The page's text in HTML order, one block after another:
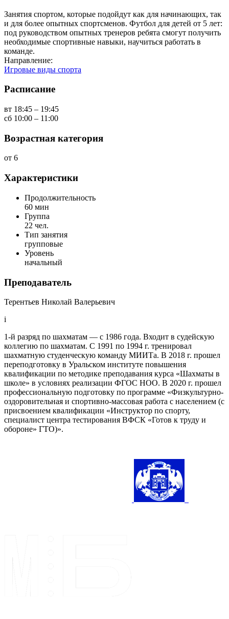
Занятия спортом, которые подойдут как для начинающих, так
и для более опытных спортсменов. Футбол для детей от 5 лет:
под руководством опытных тренеров ребята смогут получить
необходимые спортивные навыки, научиться работать в
команде.
Направление:
Игровые виды спорта
Расписание
вт 18:45 – 19:45
сб 10:00 – 11:00
Возрастная категория
от 6
Характеристики
Продолжительность
60 мин
Группа
22 чел.
Тип занятия
групповые
Уровень
начальный
Преподаватель
Терентьев Николай Валерьевич
i
1-й разряд по шахматам — с 1986 года. Входит в судейскую
коллегию по шахматам. С 1991 по 1994 г. тренировал
шахматную студенческую команду МИИТа. В 2018 г. прошел
переподготовку в Уральском институте повышения
квалификации по методике преподавания курса «Шахматы в
школе» в условиях реализации ФГОС НОО. В 2020 г. прошел
профессиональную подготовку по программе «Физкультурно-
оздоровительная и спортивно-массовая работа с населением (с
присвоением квалификации «Инструктор по спорту,
специалист центра тестирования ВФСК «Готов к труду и
обороне» ГТО)».